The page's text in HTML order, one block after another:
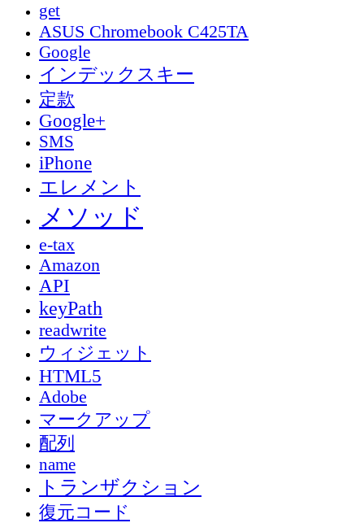
get
ASUS Chromebook C425TA
Google
インデックスキー
定款
Google+
SMS
iPhone
エレメント
メソッド
e-tax
Amazon
API
keyPath
readwrite
ウィジェット
HTML5
Adobe
マークアップ
配列
name
トランザクション
復元コード